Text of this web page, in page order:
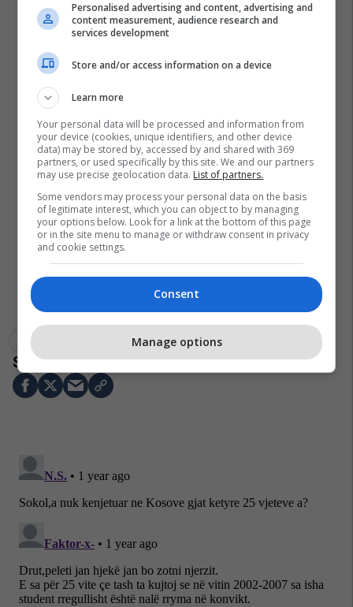
Komuna E Vitisë Sokol Haliti Energji Elektrike
Personalised advertising and content, advertising and
content measurement, audience research and
services development
Store and/or access information on a device
Learn more
Your personal data will be processed and information from
your device (cookies, unique identifiers, and other device
data) may be stored by, accessed by and shared with 369
partners, or used specifically by this site. We and our partners
may use precise geolocation data. List of partners.
Some vendors may process your personal data on the basis
of legitimate interest, which you can object to by managing
your options below. Look for a link at the bottom of this page
or in the site menu to manage or withdraw consent in privacy
and cookie settings.
Consent
Manage options